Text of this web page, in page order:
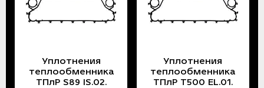
Уплотнения
теплообменника
ТПлР S89 IS.02.
Уплотнения
теплообменника
ТПлР T500 EL.01.